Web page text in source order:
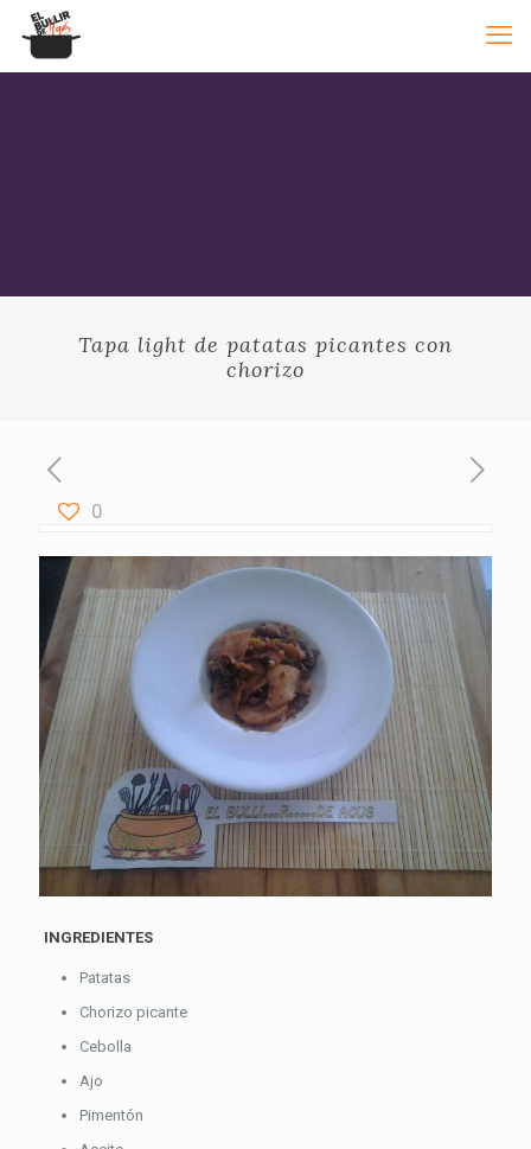
Tapa light de patatas picantes con
chorizo
0
INGREDIENTES
Patatas
Chorizo picante
Cebolla
Ajo
Pimentón